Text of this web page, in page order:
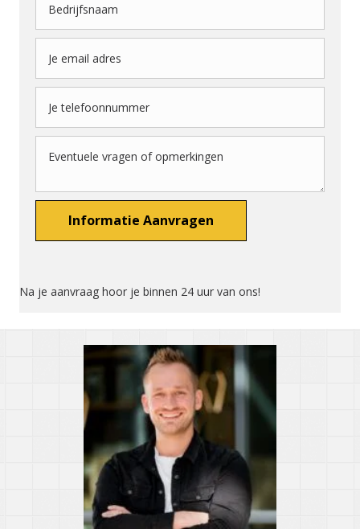
Na je aanvraag hoor je binnen 24 uur van ons!